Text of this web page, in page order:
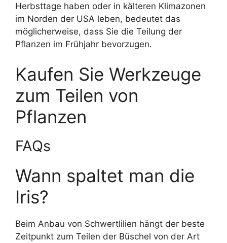
Herbsttage haben oder in kälteren Klimazonen
im Norden der USA leben, bedeutet das
möglicherweise, dass Sie die Teilung der
Pflanzen im Frühjahr bevorzugen.
Kaufen Sie Werkzeuge
zum Teilen von
Pflanzen
FAQs
Wann spaltet man die
Iris?
Beim Anbau von Schwertlilien hängt der beste
Zeitpunkt zum Teilen der Büschel von der Art